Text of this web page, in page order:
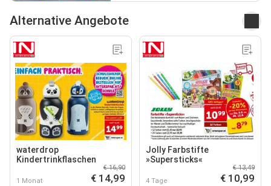
Alternative Angebote
waterdrop
Kindertrinkflaschen
1 Monat
€ 16,90
€ 14,99
Jolly Farbstifte
»Supersticks«
4 Tage
€ 13,49
€ 10,99